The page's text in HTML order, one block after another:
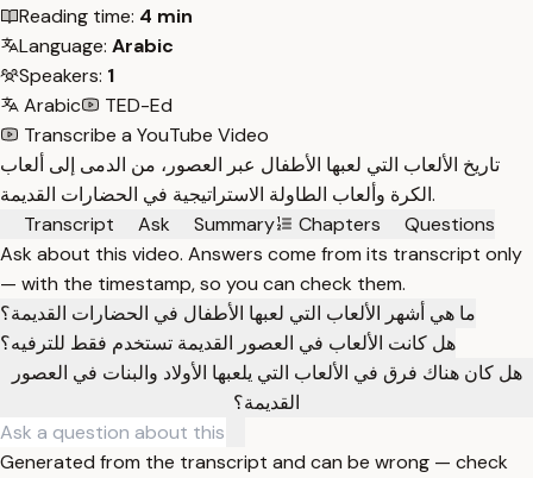
Reading time: 4 min
Language: Arabic
Speakers: 1
Arabic
TED-Ed
Transcribe a YouTube Video
تاريخ الألعاب التي لعبها الأطفال عبر العصور، من الدمى إلى ألعاب
الكرة وألعاب الطاولة الاستراتيجية في الحضارات القديمة.
Transcript
Ask Summary Chapters
Questions
Ask about this video. Answers come from its transcript only
— with the timestamp, so you can check them.
ما هي أشهر الألعاب التي لعبها الأطفال في الحضارات القديمة؟
هل كانت الألعاب في العصور القديمة تستخدم فقط للترفيه؟
هل كان هناك فرق في الألعاب التي يلعبها الأولاد والبنات في العصور
القديمة؟
Generated from the transcript and can be wrong — check